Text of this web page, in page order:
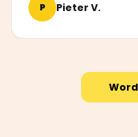
P Pieter V.
Word